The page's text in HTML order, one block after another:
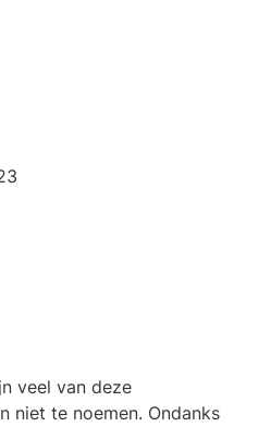
veel van deze
niet te noemen. Ondanks